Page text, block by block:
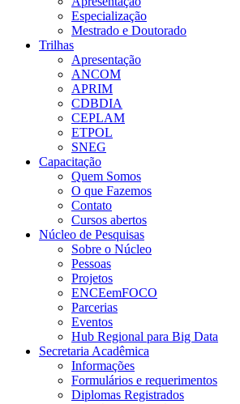
Especialização
Mestrado e Doutorado
Trilhas
Apresentação
ANCOM
APRIM
CDBDIA
CEPLAM
ETPOL
SNEG
Capacitação
Quem Somos
O que Fazemos
Contato
Cursos abertos
Núcleo de Pesquisas
Sobre o Núcleo
Pessoas
Projetos
ENCEemFOCO
Parcerias
Eventos
Hub Regional para Big Data
Secretaria Acadêmica
Informações
Formulários e requerimentos
Diplomas Registrados